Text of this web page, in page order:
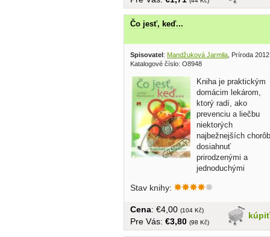
Čo jesť, keď...
Spisovatel: Mandžuková Jarmila , Príroda 2012
Katalogové číslo: O8948
Kniha je praktickým
domácim lekárom,
ktorý radí, ako
prevenciu a liečbu
niektorých
najbežnejších chorôb
dosiahnuť
prirodzenými a
jednoduchými
Stav knihy:
kúpiť
Cena: €4,00 (104 Kč)
Pre Vás: €3,80 (98 Kč)